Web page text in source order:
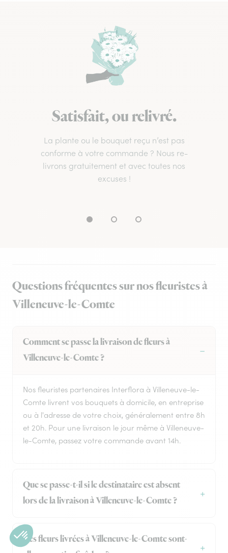
Satisfait, ou relivré.
La plante ou le bouquet reçu n’est pas
conforme à votre commande ? Nous re-
livrons gratuitement et avec toutes nos
excuses !
Questions fréquentes sur nos fleuristes à
Villeneuve-le-Comte
Comment se passe la livraison de fleurs à
Villeneuve-le-Comte ?
Nos fleuristes partenaires Interflora à Villeneuve-le-
Comte livrent vos bouquets à domicile, en entreprise
ou à l'adresse de votre choix, généralement entre 8h
et 20h. Pour une livraison le jour même à Villeneuve-
le-Comte, passez votre commande avant 14h.
Que se passe-t-il si le destinataire est absent
lors de la livraison à Villeneuve-le-Comte ?
Les fleurs livrées à Villeneuve-le-Comte sont-